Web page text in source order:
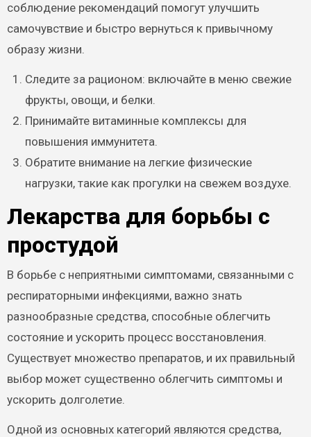
соблюдение рекомендаций помогут улучшить
самочувствие и быстро вернуться к привычному
образу жизни.
Следите за рационом: включайте в меню свежие
фрукты, овощи, и белки.
Принимайте витаминные комплексы для
повышения иммунитета.
Обратите внимание на легкие физические
нагрузки, такие как прогулки на свежем воздухе.
Лекарства для борьбы с
простудой
В борьбе с неприятными симптомами, связанными с
респираторными инфекциями, важно знать
разнообразные средства, способные облегчить
состояние и ускорить процесс восстановления.
Существует множество препаратов, и их правильный
выбор может существенно облегчить симптомы и
ускорить долголетие.
Одной из основных категорий являются средства,